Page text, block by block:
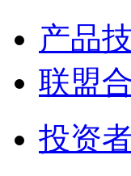
产品
联盟
投资